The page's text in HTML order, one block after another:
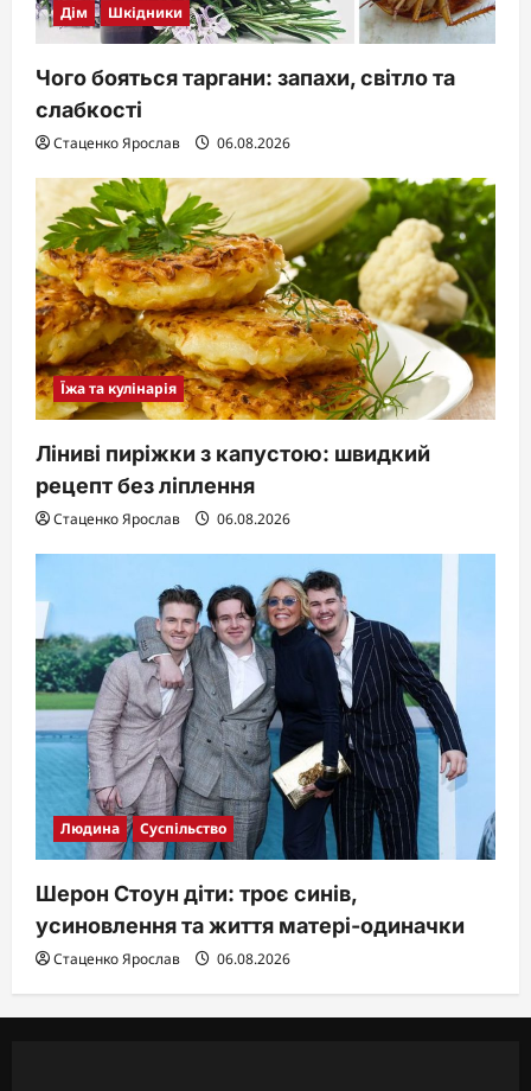
Дім Шкідники
Чого бояться таргани: запахи, світло та
слабкості
Стаценко Ярослав 06.08.2026
Їжа та кулінарія
Ліниві пиріжки з капустою: швидкий
рецепт без ліплення
Стаценко Ярослав 06.08.2026
Людина Суспільство
Шерон Стоун діти: троє синів,
усиновлення та життя матері-одиначки
Стаценко Ярослав 06.08.2026